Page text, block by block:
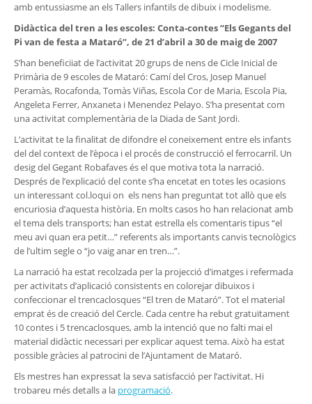
amb entussiasme an els Tallers infantils de dibuix i modelisme.
Didàctica del tren a les escoles: Conta-contes “Els Gegants del
Pi van de festa a Mataró”, de 21 d’abril a 30 de maig de 2007
S’han beneficiiat de l’activitat 20 grups de nens de Cicle Inicial de
Primària de 9 escoles de Mataró: Camí del Cros, Josep Manuel
Peramàs, Rocafonda, Tomàs Viñas, Escola Cor de Maria, Escola Pia,
Angeleta Ferrer, Anxaneta i Menendez Pelayo. S’ha presentat com
una activitat complementària de la Diada de Sant Jordi.
L’activitat te la finalitat de difondre el coneixement entre els infants
del del context de l’època i el procés de construcció el ferrocarril. Un
desig del Gegant Robafaves és el que motiva tota la narració.
Després de l’explicació del conte s’ha encetat en totes les ocasions
un interessant col.loqui on els nens han preguntat tot allò que els
encuriosia d’aquesta història. En molts casos ho han relacionat amb
el tema dels transports; han estat estrella els comentaris tipus “el
meu avi quan era petit…” referents als importants canvis tecnològics
de l’ultim segle o “jo vaig anar en tren…”.
La narració ha estat recolzada per la projecció d’imatges i refermada
per activitats d’aplicació consistents en colorejar dibuixos i
confeccionar el trencaclosques “El tren de Mataró”. Tot el material
emprat és de creació del Cercle. Cada centre ha rebut gratuïtament
10 contes i 5 trencaclosques, amb la intenció que no falti mai el
material didàctic necessari per explicar aquest tema. Això ha estat
possible gràcies al patrocini de l’Ajuntament de Mataró.
Els mestres han expressat la seva satisfacció per l’activitat. Hi
trobareu més detalls a la programació.